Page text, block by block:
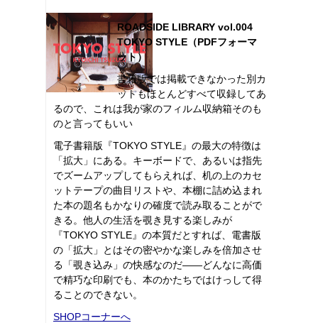
ROADSIDE LIBRARY vol.004
TOKYO STYLE（PDFフォーマ
ット）
書籍版では掲載できなかった別カ
ットもほとんどすべて収録してあ
るので、これは我が家のフィルム収納箱そのも
のと言ってもいい
電子書籍版『TOKYO STYLE』の最大の特徴は
「拡大」にある。キーボードで、あるいは指先
でズームアップしてもらえれば、机の上のカセ
ットテープの曲目リストや、本棚に詰め込まれ
た本の題名もかなりの確度で読み取ることがで
きる。他人の生活を覗き見する楽しみが
『TOKYO STYLE』の本質だとすれば、電書版
の「拡大」とはその密やかな楽しみを倍加させ
る「覗き込み」の快感なのだ――どんなに高価
で精巧な印刷でも、本のかたちではけっして得
ることのできない。
SHOPコーナーへ